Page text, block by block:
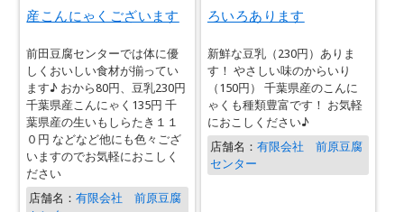
産こんにゃくございます
前田豆腐センターでは体に優
しくおいしい食材が揃ってい
ます♪ おから80円、豆乳230円
千葉県産こんにゃく135円 千
葉県産の生いもしらたき１１
０円 などなど他にも色々ござ
いますのでお気軽におこしく
ださい
店舗名：有限会社 前原豆腐
ろいろあります
新鮮な豆乳（230円）ありま
す！ やさしい味のからいり
（150円） 千葉県産のこんに
ゃくも種類豊富です！ お気軽
におこしください♪
店舗名： 有限会社 前原豆腐
センター